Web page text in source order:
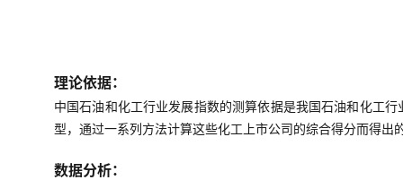
理论依据：
中国石油和化工行业发展指数的测算依据是我国石油和化工
型，通过一系列方法计算这些化工上市公司的综合得分而得
数据分析：